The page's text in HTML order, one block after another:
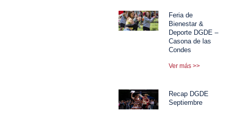
Feria de
Bienestar &
Deporte DGDE –
Casona de las
Condes
Ver más >>
Recap DGDE
Septiembre